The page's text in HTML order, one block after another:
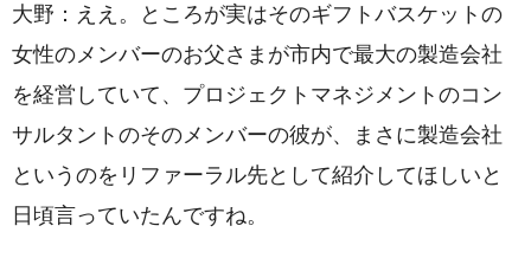
大野：ええ。ところが実はそのギフトバスケットの
女性のメンバーのお父さまが市内で最大の製造会社
を経営していて、プロジェクトマネジメントのコン
サルタントのそのメンバーの彼が、まさに製造会社
というのをリファーラル先として紹介してほしいと
日頃言っていたんですね。